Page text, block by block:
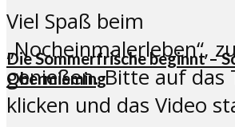
Die Sommerfrische beginnt –
Obermieming
Viel Spaß beim
„Nocheinmalerleben“,
genießen. Bitte auf das
klicken und das Video